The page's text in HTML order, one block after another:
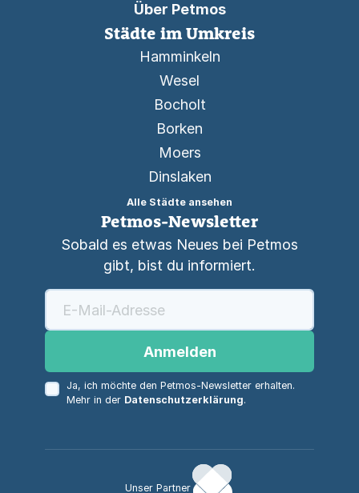
Über Petmos
Städte im Umkreis
Hamminkeln
Wesel
Bocholt
Borken
Moers
Dinslaken
Alle Städte ansehen
Petmos-Newsletter
Sobald es etwas Neues bei Petmos
gibt, bist du informiert.
Anmelden
Ja, ich möchte den Petmos-Newsletter erhalten.
Mehr in der Datenschutzerklärung.
Unser Partner